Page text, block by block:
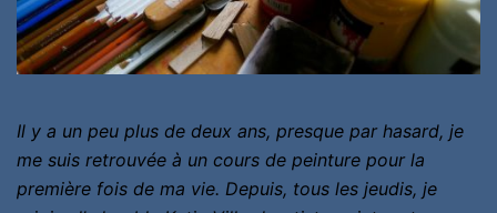
Il y a un peu plus de deux ans, presque par hasard, je
me suis retrouvée à un cours de peinture pour la
première fois de ma vie. Depuis, tous les jeudis, je